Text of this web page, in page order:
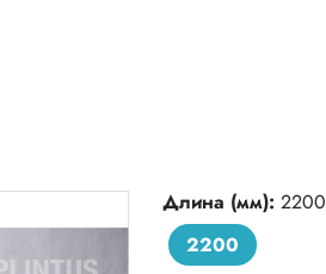
Комплектующие для плинтуса
Длина (мм):2200
2200